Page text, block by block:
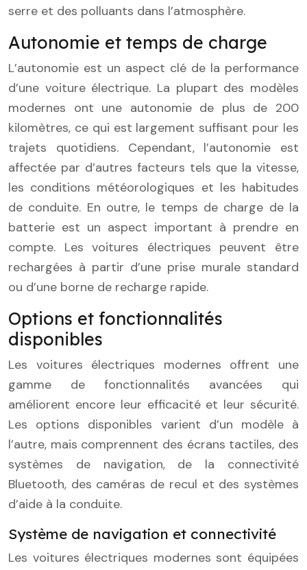
serre et des polluants dans l’atmosphère.
Autonomie et temps de charge
L’autonomie est un aspect clé de la performance
d’une voiture électrique. La plupart des modèles
modernes ont une autonomie de plus de 200
kilomètres, ce qui est largement suffisant pour les
trajets quotidiens. Cependant, l’autonomie est
affectée par d’autres facteurs tels que la vitesse,
les conditions météorologiques et les habitudes
de conduite. En outre, le temps de charge de la
batterie est un aspect important à prendre en
compte. Les voitures électriques peuvent être
rechargées à partir d’une prise murale standard
ou d’une borne de recharge rapide.
Options et fonctionnalités
disponibles
Les voitures électriques modernes offrent une
gamme de fonctionnalités avancées qui
améliorent encore leur efficacité et leur sécurité.
Les options disponibles varient d’un modèle à
l’autre, mais comprennent des écrans tactiles, des
systèmes de navigation, de la connectivité
Bluetooth, des caméras de recul et des systèmes
d’aide à la conduite.
Système de navigation et connectivité
Les voitures électriques modernes sont équipées